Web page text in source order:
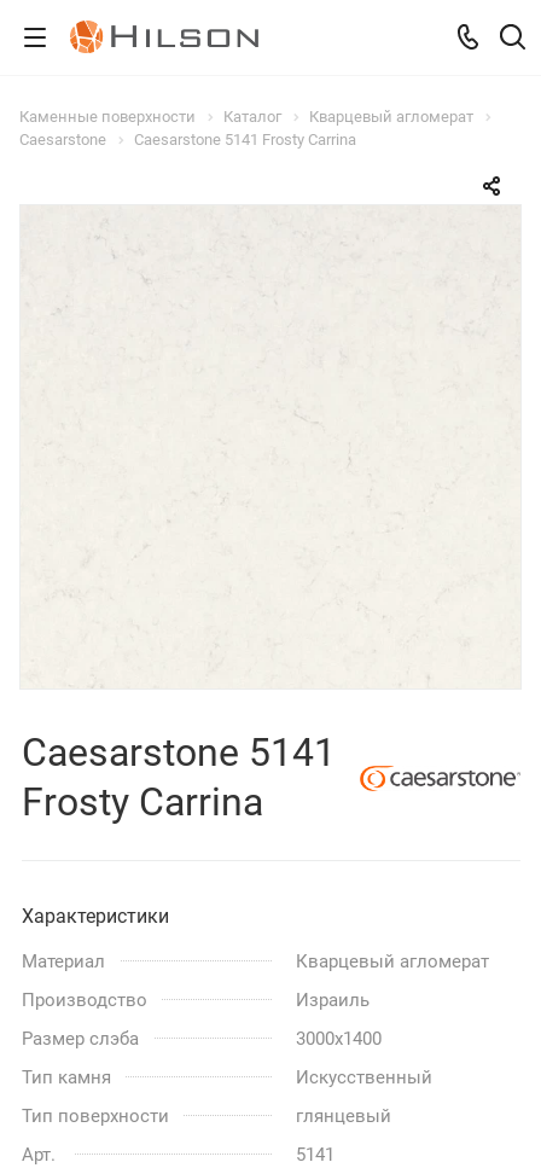
Каменные поверхности Каталог
Кварцевый агломерат
Caesarstone
Caesarstone 5141 Frosty Carrina
Caesarstone 5141
Frosty Carrina
Характеристики
Материал
Кварцевый агломерат
Производство
Израиль
Размер слэба
3000x1400
Тип камня
Искусственный
Тип поверхности
глянцевый
Арт.
5141